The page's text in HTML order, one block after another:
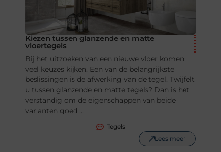
Kiezen tussen glanzende en matte
vloertegels
Bij het uitzoeken van een nieuwe vloer komen
veel keuzes kijken. Een van de belangrijkste
beslissingen is de afwerking van de tegel. Twijfelt
u tussen glanzende en matte tegels? Dan is het
verstandig om de eigenschappen van beide
varianten goed ...
Tegels
Lees meer